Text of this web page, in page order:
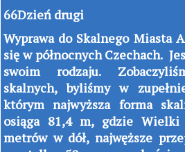
66Dzień drugi
Wyprawa do Skalnego Miasta
się w północnych Czechach.
swoim rodzaju.
skalnych, byliśmy w
którym najwyższa forma
osiąga 81,4 m, gdzie Wielki
metrów w dół, najwęższe